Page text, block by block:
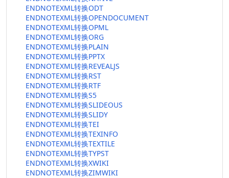
ENDNOTEXML转换ODT
ENDNOTEXML转换OPENDOCUMENT
ENDNOTEXML转换OPML
ENDNOTEXML转换ORG
ENDNOTEXML转换PLAIN
ENDNOTEXML转换PPTX
ENDNOTEXML转换REVEALJS
ENDNOTEXML转换RST
ENDNOTEXML转换RTF
ENDNOTEXML转换S5
ENDNOTEXML转换SLIDEOUS
ENDNOTEXML转换SLIDY
ENDNOTEXML转换TEI
ENDNOTEXML转换TEXINFO
ENDNOTEXML转换TEXTILE
ENDNOTEXML转换TYPST
ENDNOTEXML转换XWIKI
ENDNOTEXML转换ZIMWIKI